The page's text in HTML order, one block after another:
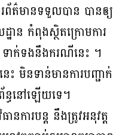
ត៌មានទទួលបាន បានឲ្យ
ាន កំពុងស្ថិតក្រោមការ
ទាក់ទងនឹងករណីនេះ ។
មិនទាន់មានការបញ្ជាក់
ន្ធនៅឡើយទេ។
ការបន្ត នឹងត្រូវអនុវត្ត